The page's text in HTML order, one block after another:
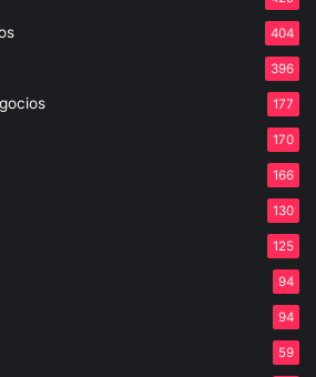
404
396
177
170
166
130
125
94
94
59